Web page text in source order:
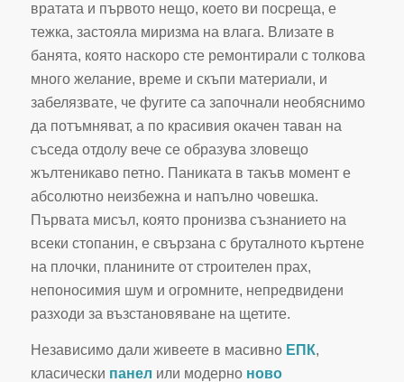
вратата и първото нещо, което ви посреща, е
тежка, застояла миризма на влага. Влизате в
банята, която наскоро сте ремонтирали с толкова
много желание, време и скъпи материали, и
забелязвате, че фугите са започнали необяснимо
да потъмняват, а по красивия окачен таван на
съседа отдолу вече се образува зловещо
жълтеникаво петно. Паниката в такъв момент е
абсолютно неизбежна и напълно човешка.
Първата мисъл, която пронизва съзнанието на
всеки стопанин, е свързана с бруталното къртене
на плочки, планините от строителен прах,
непоносимия шум и огромните, непредвидени
разходи за възстановяване на щетите.
Независимо дали живеете в масивно ЕПК,
класически панел или модерно ново